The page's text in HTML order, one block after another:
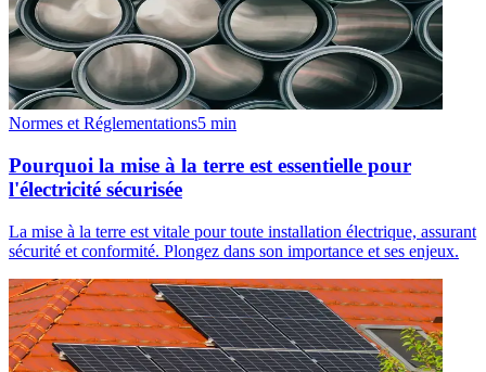
Normes et Réglementations5 min
Pourquoi la mise à la terre est essentielle pour
l'électricité sécurisée
La mise à la terre est vitale pour toute installation électrique, assurant
sécurité et conformité. Plongez dans son importance et ses enjeux.